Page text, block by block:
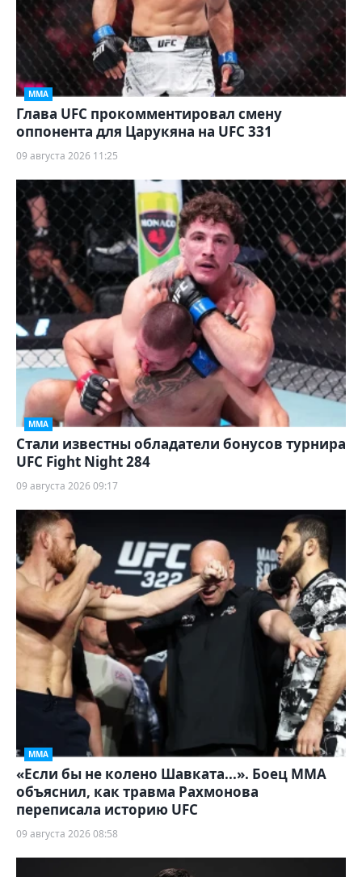
ММА
Глава UFC прокомментировал смену
оппонента для Царукяна на UFC 331
09 августа 2026 11:25
ММА
Стали известны обладатели бонусов турнира
UFC Fight Night 284
09 августа 2026 09:17
ММА
«Если бы не колено Шавката...». Боец ММА
объяснил, как травма Рахмонова
переписала историю UFC
09 августа 2026 08:58